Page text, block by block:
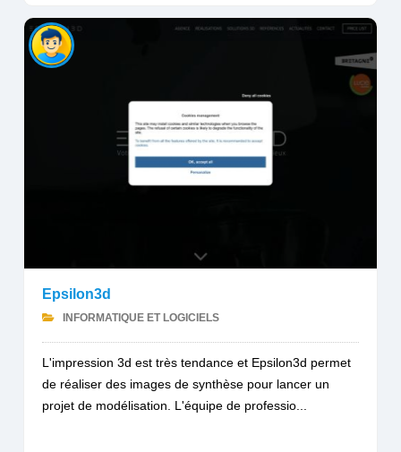
Epsilon3d
INFORMATIQUE ET LOGICIELS
L'impression 3d est très tendance et Epsilon3d permet
de réaliser des images de synthèse pour lancer un
projet de modélisation. L'équipe de professio...